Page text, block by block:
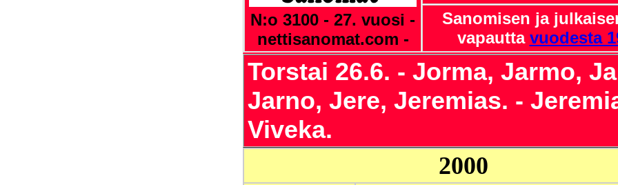
N:o 3100 - 27. vuosi -
nettisanomat.com -
Sanomisen ja
vapautta vuodesta
Torstai 26.6. - Jorma, Jarmo,
Jarno, Jere, Jeremias. -
Viveka.
2000